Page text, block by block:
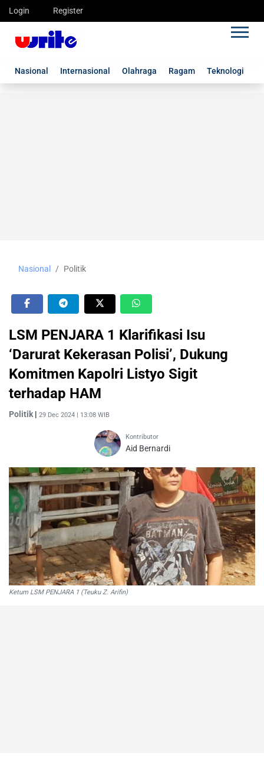
Login Register
Nasional Internasional Olahraga Ragam Teknologi
Nasional Politik
LSM PENJARA 1 Klarifikasi Isu
‘Darurat Kekerasan Polisi’, Dukung
Komitmen Kapolri Listyo Sigit
terhadap HAM
Politik | 29 Dec 2024 | 13:08 WIB
Kontributor
Aid Bernardi
Ketum LSM PENJARA 1 (Teuku Z. Arifin)